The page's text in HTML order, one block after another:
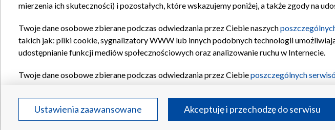
mierzenia ich skuteczności) i pozostałych, które wskazujemy poniżej, a także zgody na
Twoje dane osobowe zbierane podczas odwiedzania przez Ciebie naszych
takich jak: pliki cookie, sygnalizatory WWW lub innych podobnych technologii
udostępnianie funkcji mediów społecznościowych oraz analizowanie ruchu w Internecie.
Twoje dane osobowe zbierane podczas odwiedzania przez Ciebieposzczególnych
Partnerów TVPdla realizacji następujących celów i funkcji: przechowywania informacji
reklam, tworzenia profilu spersonalizowanych reklam, tworzenia profilu
treści, stosowania badań rynkowych w celu generowania opinii odbiorców,
Ustawienia zaawansowane Akceptuję i przechodzę do serwisu